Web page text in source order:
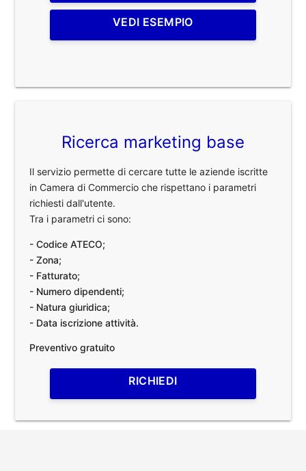
VEDI ESEMPIO
Ricerca marketing base
Il servizio permette di cercare tutte le aziende iscritte
in Camera di Commercio che rispettano i parametri
richiesti dall'utente.
Tra i parametri ci sono:
- Codice ATECO;
- Zona;
- Fatturato;
- Numero dipendenti;
- Natura giuridica;
- Data iscrizione attività.
Preventivo gratuito
RICHIEDI